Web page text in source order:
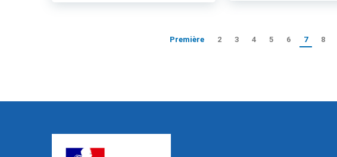
Première 2 3 4 5 6 7 8